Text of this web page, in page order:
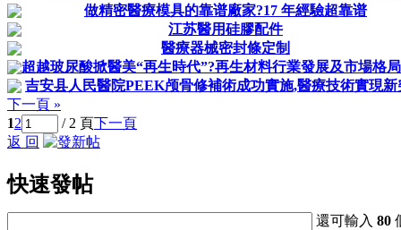
做精密醫療模具的靠谱廠家?17 年經驗超靠谱
江苏醫用硅膠配件
醫療器械密封條定制
超越玻尿酸掀醫美“再生時代”?再生材料行業發展及市場格
吉安县人民醫院PEEK颅骨修補術成功實施,醫療技術實現新
下一頁 »
12 / 2 頁下一頁
返 回
快速發帖
還可輸入80